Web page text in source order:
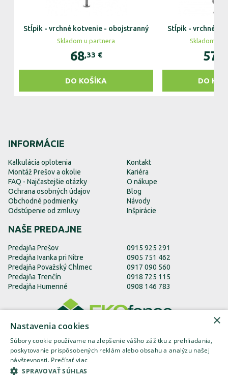
Stĺpik - vrchné kotvenie - obojstranný
Skladom u partnera
68,33 €
DO KOŠÍKA
Stĺpik - vrchné
Skladom u
57
DO
INFORMÁCIE
Kalkulácia oplotenia
Montáž Prešov a okolie
FAQ - Najčastejšie otázky
Ochrana osobných údajov
Obchodné podmienky
Odstúpenie od zmluvy
Kontakt
Kariéra
O nákupe
Blog
Návody
Inšpirácie
NAŠE PREDAJNE
Predajňa Prešov
Predajňa Ivanka pri Nitre
Predajňa Považský Chlmec
Predajňa Trenčín
Predajňa Humenné
0915 925 291
0905 751 462
0917 090 560
0918 725 115
0908 146 783
EKOfence.sk
×
Nastavenia cookies
Súbory cookie používame na zlepšenie vášho zážitku z prehliadania,
poskytovanie prispôsobených reklám alebo obsahu a analýzu našej
návštevnosti. Prečítať viac
SPRAVOVAŤ SÚHLAS